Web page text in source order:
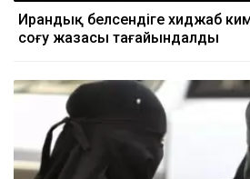
Ирандық белсендіге хиджаб
соғу жазасы тағайындалды